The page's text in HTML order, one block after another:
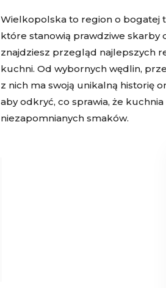
Wielkopolska to region o bogatej
które stanowią prawdziwe skarby
znajdziesz przegląd najlepszych
kuchni. Od wybornych wędlin,
z nich ma swoją unikalną historię
aby odkryć, co sprawia, że
niezapomnianych smaków.